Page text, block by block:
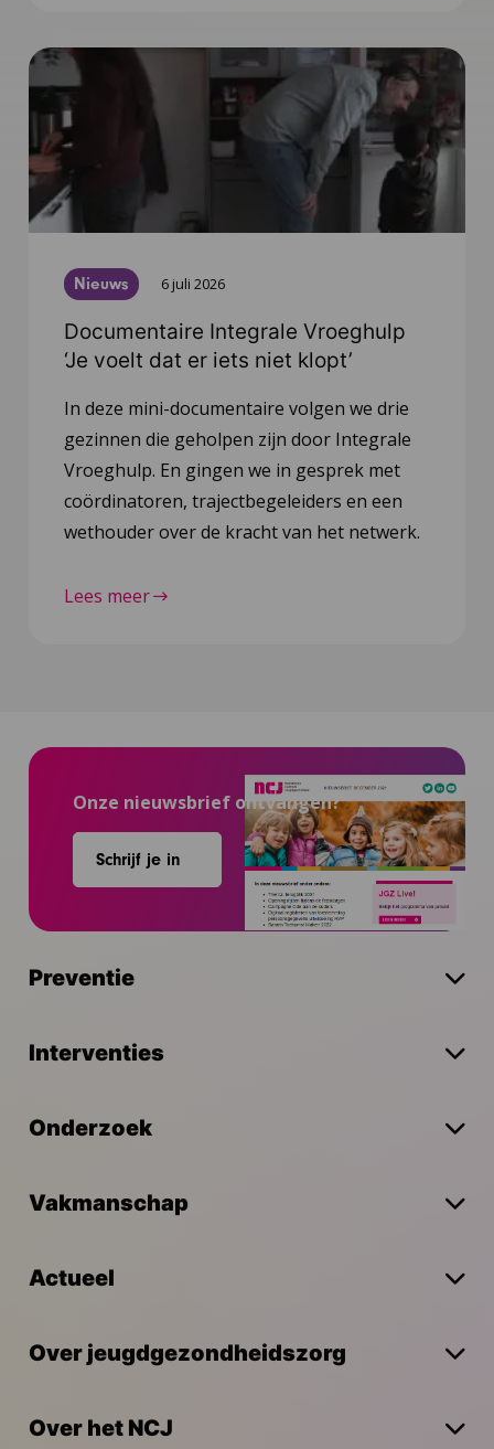
Nieuws 6 juli 2026
Documentaire Integrale Vroeghulp
‘Je voelt dat er iets niet klopt’
In deze mini-documentaire volgen we drie
gezinnen die geholpen zijn door Integrale
Vroeghulp. En gingen we in gesprek met
coördinatoren, trajectbegeleiders en een
wethouder over de kracht van het netwerk.
Lees meer
Onze nieuwsbrief ontvangen?
Schrijf je in
Preventie
Interventies
Onderzoek
Vakmanschap
Actueel
Over jeugdgezondheidszorg
Over het NCJ